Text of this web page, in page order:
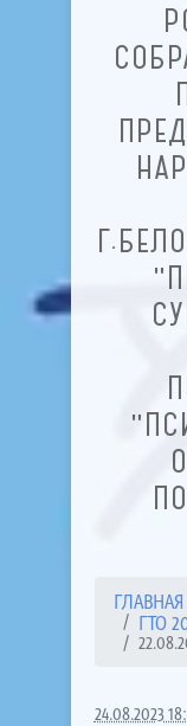
ГЛАВНАЯ
ГТО
24.08.2023